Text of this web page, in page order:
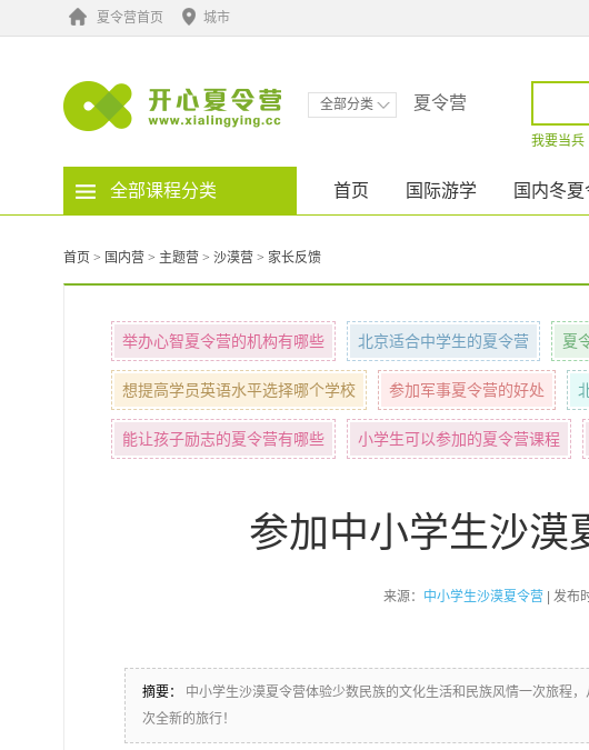
夏令营首页 城市
夏令营
全部分类
我要当兵
全部课程分类 首页 国际游学 国内冬夏
首页 > 国内营 > 主题营 > 沙漠营 > 家长反馈
举办心智夏令营的机构有哪些 北京适合中学生的夏令营 夏
想提高学员英语水平选择哪个学校 参加军事夏令营的好处
能让孩子励志的夏令营有哪些 小学生可以参加的夏令营课程
参加中小学生沙漠
来源： 中小学生沙漠夏令营 | 发布
摘要：
中小学生沙漠夏令营体验少数民族的文化生活和民族风情一次旅程
次全新的旅行！